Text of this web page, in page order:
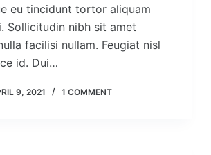
eu tincidunt tortor aliquam
Sollicitudin nibh sit amet
facilisi nullam. Feugiat nisl
id. Dui…
9, 2021 1 COMMENT